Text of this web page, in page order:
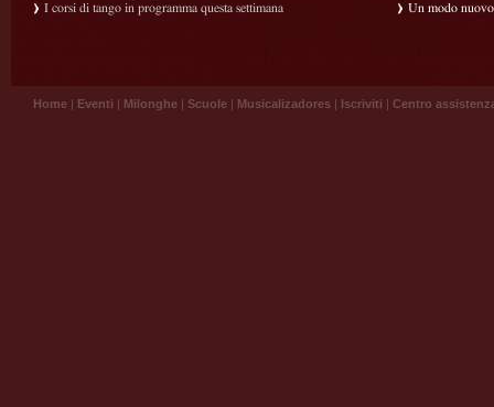
I corsi di tango in programma questa settimana
Un modo
Home | Eventi | Milonghe | Scuole | Musicalizadores | Iscriviti | Centro